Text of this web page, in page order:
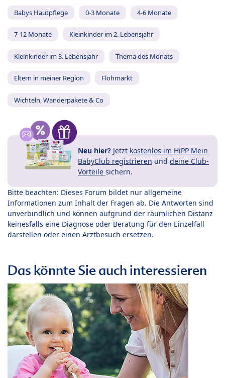
Babys Hautpflege 0-3 Monate 4-6 Monate
7-12 Monate Kleinkinder im 2. Lebensjahr
Kleinkinder im 3. Lebensjahr Thema des Monats
Eltern in meiner Region Flohmarkt
Wichteln, Wanderpakete & Co
Neu hier? Jetzt kostenlos im HiPP Mein
BabyClub registrieren und deine Club-
Vorteile sichern.
Bitte beachten: Dieses Forum bildet nur allgemeine
Informationen zum Inhalt der Fragen ab. Die Antworten sind
unverbindlich und können aufgrund der räumlichen Distanz
keinesfalls eine Diagnose oder Beratung für den Einzelfall
darstellen oder einen Arztbesuch ersetzen.
Das könnte Sie auch interessieren